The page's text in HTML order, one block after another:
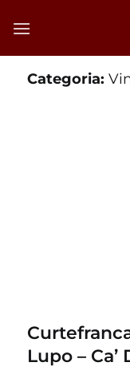
Categoria:
Lupo – Ca’